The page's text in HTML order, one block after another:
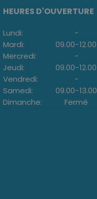
HEURES D'OUVERTURE
Lundi: -
Mardi:
09.00-12.00
Mercredi:
-
Jeudi:
09.00-12.00
Vendredi:
-
Samedi:
09.00-13.00
Dimanche:
Fermé